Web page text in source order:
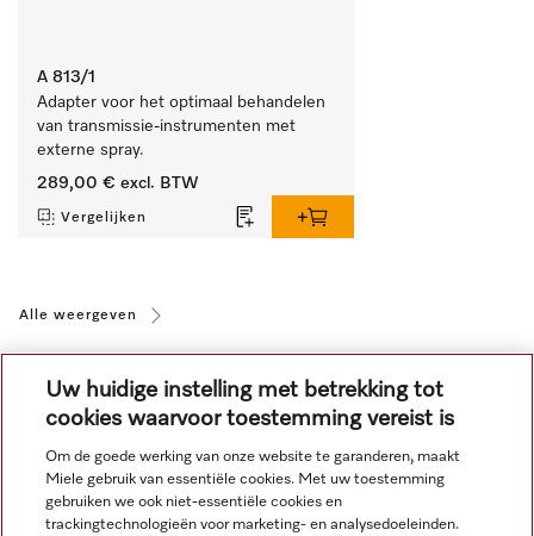
A 813/1
Adapter voor het optimaal behandelen
van transmissie-instrumenten met
externe spray.
289,00 € excl. BTW
Vergelijken
Alle weergeven
Navigatie
Uw huidige instelling met betrekking tot
cookies waarvoor toestemming vereist is
Om de goede werking van onze website te garanderen, maakt
Miele gebruik van essentiële cookies. Met uw toestemming
gebruiken we ook niet-essentiële cookies en
trackingtechnologieën voor marketing- en analysedoeleinden.